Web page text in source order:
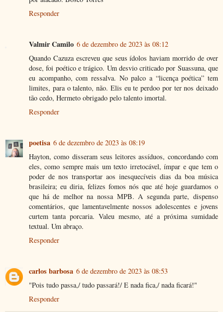
Responder
Valmir Camilo 6 de dezembro de 2023 às 08:12
Quando Cazuza escreveu que seus ídolos haviam morrido de over
dose, foi poético e trágico. Um desvio criticado por Suassuna, que
eu acompanho, com ressalva. No palco a “licença poética” tem
limites, para o talento, não. Elis eu te perdoo por ter nos deixado
tão cedo, Hermeto obrigado pelo talento imortal.
Responder
poetisa 6 de dezembro de 2023 às 08:19
Hayton, como disseram seus leitores assíduos, concordando com
eles, como sempre mais um texto irretocável, ímpar e que tem o
poder de nos transportar aos inesquecíveis dias da boa música
brasileira; eu diria, felizes fomos nós que até hoje guardamos o
que há de melhor na nossa MPB. A segunda parte, dispenso
comentários, que lamentavelmente nossos adolescentes e jovens
curtem tanta porcaria. Valeu mesmo, até a próxima sumidade
textual. Um abraço.
Responder
carlos barbosa 6 de dezembro de 2023 às 08:53
"Pois tudo passa,/ tudo passará!/ E nada fica,/ nada ficará!"
Responder